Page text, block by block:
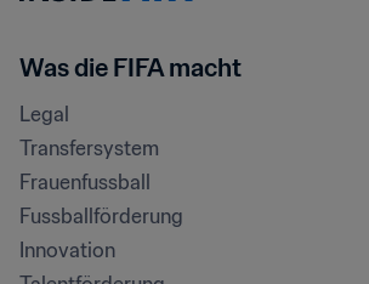
Was die FIFA macht
Legal
Transfersystem
Frauenfussball
Fussballförderung
Innovation